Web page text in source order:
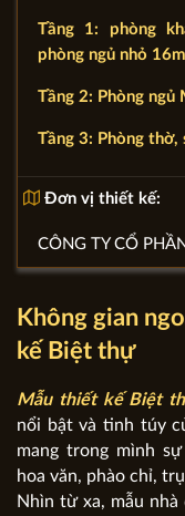
Tầng 1: phòng
phòng ngủ nhỏ
Tầng 2: Phòng ngủ
Tầng 3: Phòng thờ,
Đơn vị thiết kế:
CÔNG TY CỔ
Không gian
kế Biệt thự
Mẫu thiết kế Biệt
nổi bật và tinh túy
mang trong mình
hoa văn, phào chỉ,
Nhìn từ xa, mẫu